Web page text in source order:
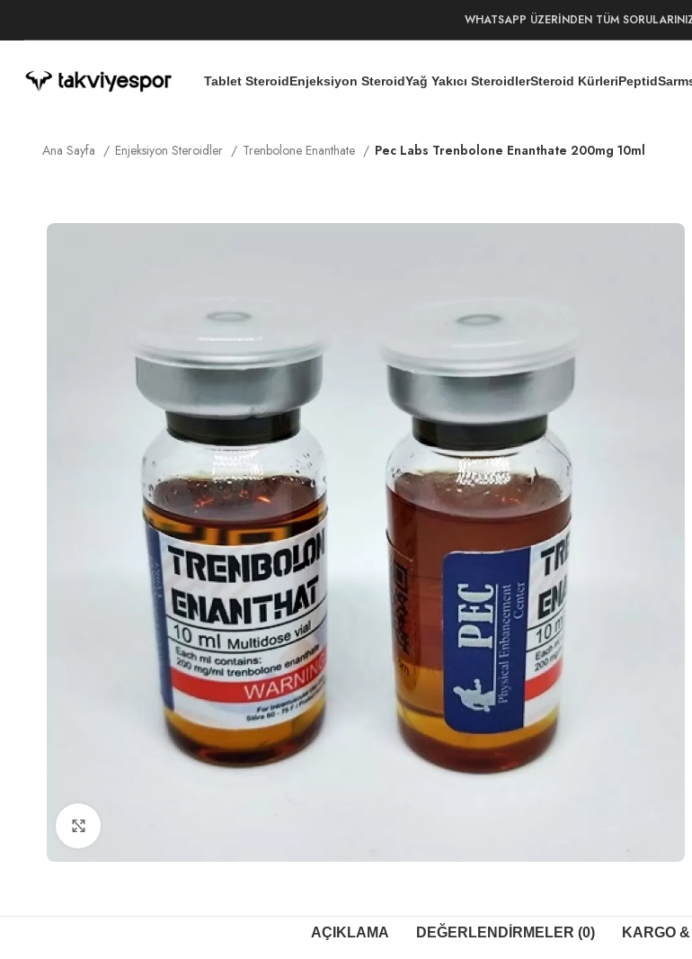
WHATSAPP ÜZERİNDEN TÜM
Tablet SteroidEnjeksiyon SteroidYağ Yakıcı SteroidlerSteroid KürleriPeptid
Ana Sayfa Enjeksiyon Steroidler Trenbolone Enanthate Pec Labs Trenbolone Enanthate 200mg 10ml
AÇIKLAMA DEĞERLENDIRMELER (0) KARGO